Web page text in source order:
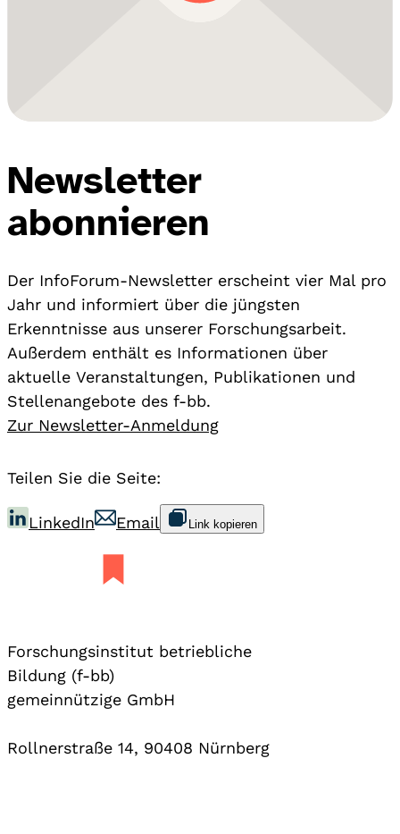
Newsletter
abonnieren
Der InfoForum-Newsletter erscheint vier Mal pro
Jahr und informiert über die jüngsten
Erkenntnisse aus unserer Forschungsarbeit.
Außerdem enthält es Informationen über
aktuelle Veranstaltungen, Publikationen und
Stellenangebote des f-bb.
Zur Newsletter-Anmeldung
Teilen Sie die Seite:
LinkedIn Email Link kopieren
Forschungsinstitut betriebliche
Bildung (f-bb)
gemeinnützige GmbH
Rollnerstraße 14, 90408 Nürnberg